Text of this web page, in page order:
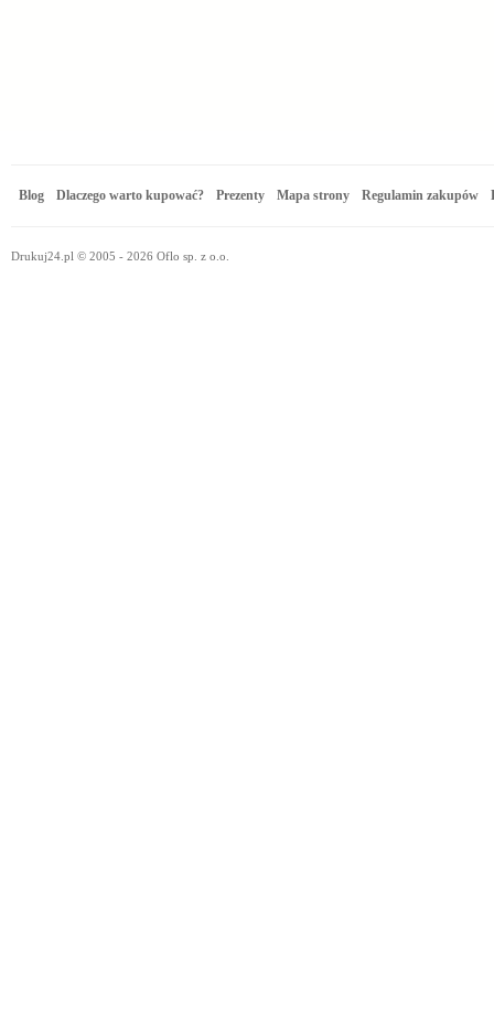
Blog Dlaczego warto kupować? Prezenty Mapa strony Regulamin zakupów
Drukuj24.pl © 2005 - 2026 Oflo sp. z o.o.